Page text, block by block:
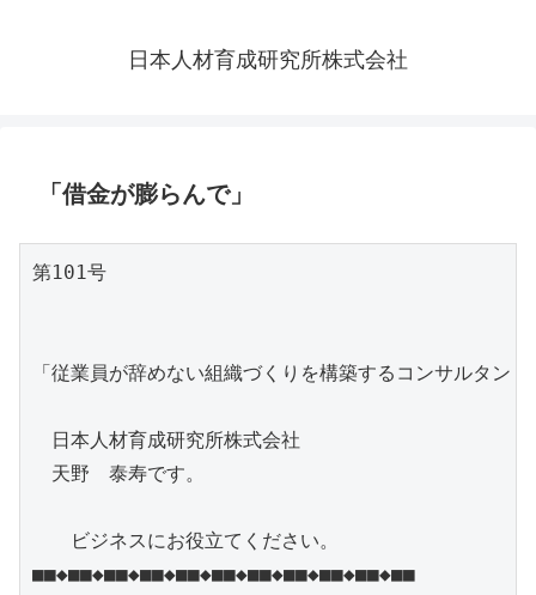
日本人材育成研究所株式会社
「借金が膨らんで」
第101号
「従業員が辞めない組織づくりを構築するコンサルタント
日本人材育成研究所株式会社
天野　泰寿です。
ビジネスにお役立てください。
■■◆■■◆■■◆■■◆■■◆■■◆■■◆■■◆■■◆■■◆■■